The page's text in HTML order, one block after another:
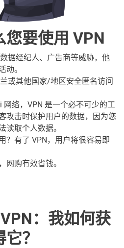
您要使用 VPN
据经纪人、广告商等威胁，他
动。
或其他国家/地区安全匿名访问
网络，VPN 是一个必不可少的工
攻击时保护用户的数据，因为您
读取个人数据。
？有了 VPN，用户将很容易即
网购有效省钱。
：我如何获
它？